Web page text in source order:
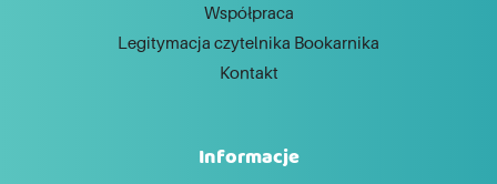
Współpraca
Legitymacja czytelnika Bookarnika
Kontakt
Informacje